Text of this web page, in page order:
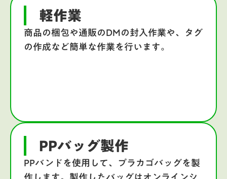
軽作業
商品の梱包や通販のDMの封入作業や、タグ
の作成など簡単な作業を行います。
PPバッグ製作
PPバンドを使用して、プラカゴバッグを製